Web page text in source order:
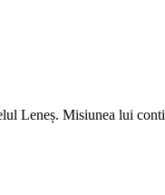
Leneș. Misiunea lui